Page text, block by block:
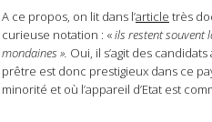
A ce propos, on lit dans l’article très
curieuse notation : «ils restent souvent
mondaines ». Oui, il s’agit des
prêtre est donc prestigieux dans ce
minorité et où l’appareil d’Etat est